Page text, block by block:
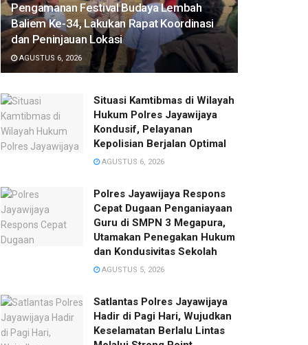
Pengamanan Festival Budaya Lembah
Baliem Ke-34, Lakukan Rapat Koordinasi
dan Peninjauan Lokasi
AGUSTUS 6, 2026
Situasi Kamtibmas di Wilayah
Hukum Polres Jayawijaya
Kondusif, Pelayanan
Kepolisian Berjalan Optimal
AGUSTUS 6, 2026
Polres Jayawijaya Respons
Cepat Dugaan Penganiayaan
Guru di SMPN 3 Megapura,
Utamakan Penegakan Hukum
dan Kondusivitas Sekolah
AGUSTUS 5, 2026
Satlantas Polres Jayawijaya
Hadir di Pagi Hari, Wujudkan
Keselamatan Berlalu Lintas